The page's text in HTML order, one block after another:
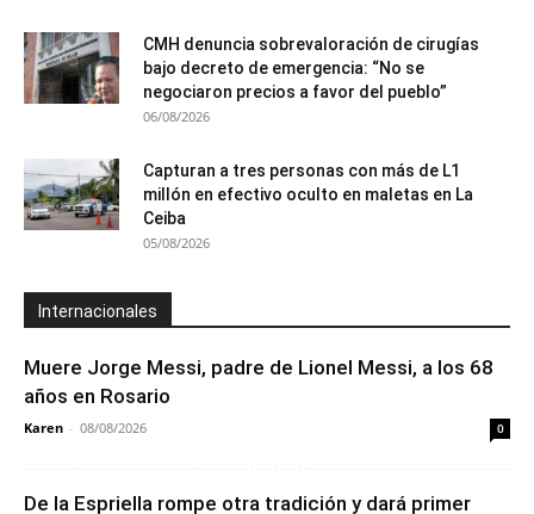
CMH denuncia sobrevaloración de cirugías
bajo decreto de emergencia: “No se
negociaron precios a favor del pueblo”
06/08/2026
Capturan a tres personas con más de L1
millón en efectivo oculto en maletas en La
Ceiba
05/08/2026
Internacionales
Muere Jorge Messi, padre de Lionel Messi, a los 68
años en Rosario
Karen - 08/08/2026 0
De la Espriella rompe otra tradición y dará primer